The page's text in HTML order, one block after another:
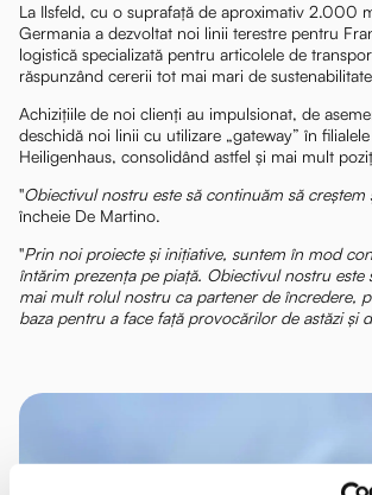
La Ilsfeld, cu o suprafață de aproximativ 2.000
Germania a dezvoltat noi linii terestre pentru
logistică specializată pentru articolele de
răspunzând cererii tot mai mari de
Achizițiile de noi clienți au impulsionat, de
deschidă noi linii cu utilizare „gateway” în
Heiligenhaus, consolidând astfel și mai mult
"Obiectivul nostru este să continuăm să creștem
încheie De Martino.
"Prin noi proiecte și inițiative, suntem în mod
întărim prezența pe piață. Obiectivul nostru este
mai mult rolul nostru ca partener de încredere,
baza pentru a face față provocărilor de astăzi și